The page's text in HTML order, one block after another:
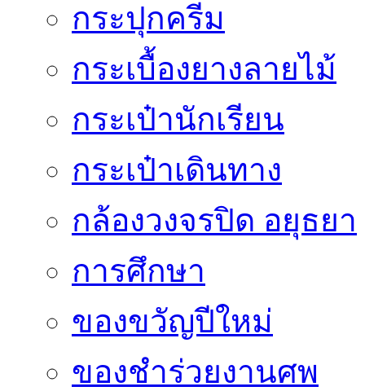
กระปุกครีม
กระเบื้องยางลายไม้
กระเป๋านักเรียน
กระเป๋าเดินทาง
กล้องวงจรปิด อยุธยา
การศึกษา
ของขวัญปีใหม่
ของชำร่วยงานศพ